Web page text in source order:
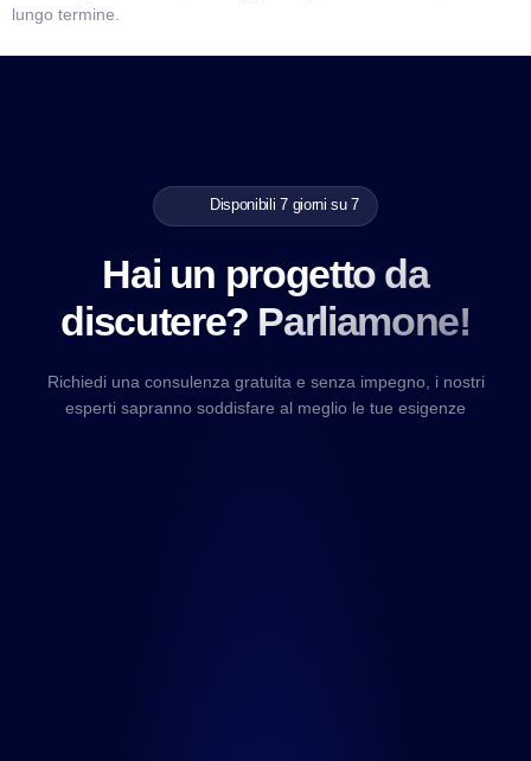
lungo termine.
Disponibili 7 giorni su 7
Hai un progetto da
discutere? Parliamone!
Richiedi una consulenza gratuita e senza impegno, i nostri
esperti sapranno soddisfare al meglio le tue esigenze